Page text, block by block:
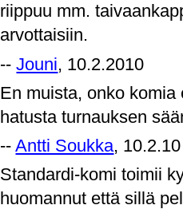
riippuu mm.
arvottaisiin.
--Jouni, 10.2.2010
En muista, onko
hatusta turnauksen
--Antti Soukka, 10.2.10
Standardi-komi toimii
huomannut että sillä